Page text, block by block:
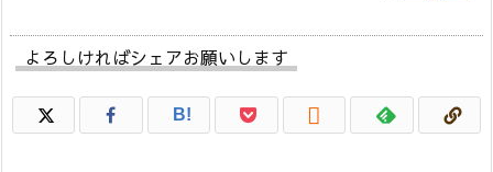
よろしければシェアお願いします
B! 